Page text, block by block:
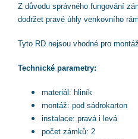
Z důvodu správného fungování
dodržet pravé úhly venkovního
Tyto RD nejsou vhodné pro
Technické parametry:
materiál: hliník
montáž: pod sádrokarton
instalace: pravá i levá
počet zámků: 2